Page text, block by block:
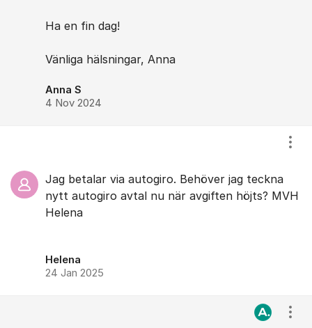
Ha en fin dag!
Vänliga hälsningar, Anna
Anna S
4 Nov 2024
Jag betalar via autogiro. Behöver jag teckna
nytt autogiro avtal nu när avgiften höjts? MVH
Helena
Helena
24 Jan 2025